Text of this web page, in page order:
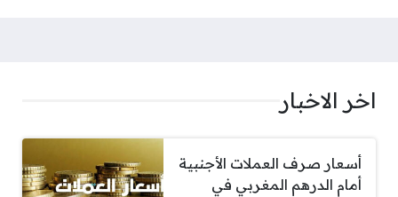
اخر الاخبار
أسعار صرف العملات الأجنبية
أمام الدرهم المغربي في